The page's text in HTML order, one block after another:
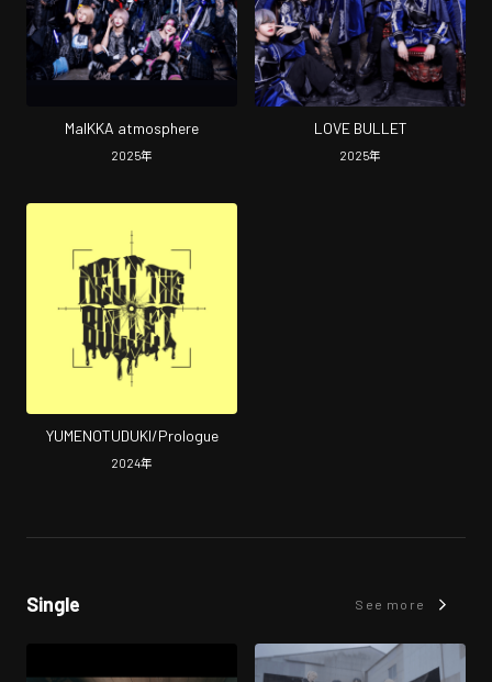
MaIKKA atmosphere
2025年
LOVE BULLET
2025年
YUMENOTUDUKI/Prologue
2024年
Single See more